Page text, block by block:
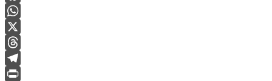
Facebook
WhatsApp
X
Threads
Telegram